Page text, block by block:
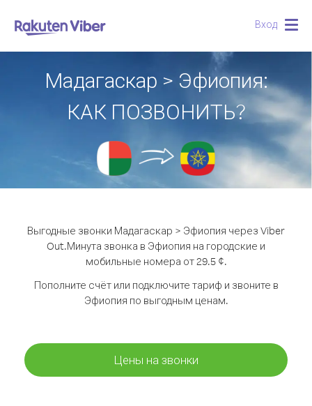
Вход
Мадагаскар > Эфиопия:
КАК ПОЗВОНИТЬ?
Выгодные звонки Мадагаскар > Эфиопия через Viber
Out.Минута звонка в Эфиопия на городские и
мобильные номера от 29.5 ¢.
Пополните счёт или подключите тариф и звоните в
Эфиопия по выгодным ценам.
Цены на звонки